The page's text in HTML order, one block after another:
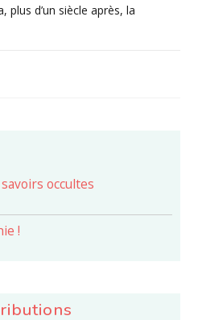
plus d’un siècle après, la
occultes
!